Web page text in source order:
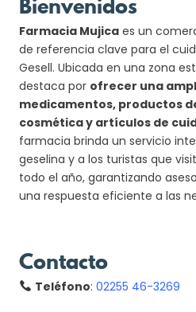
Bienvenidos
Farmacia Mujica es un
de referencia clave para el
Gesell. Ubicada en una zona
destaca por ofrecer una
medicamentos, productos
cosmética y artículos de
farmacia brinda un servicio
geselina y a los turistas que
todo el año, garantizando
una respuesta eficiente a las
Contacto
Teléfono: 02255 46-3269